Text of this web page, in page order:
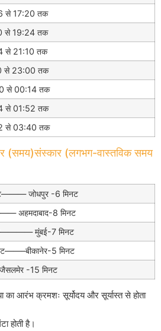
से 17:20 तक
से 19:24 तक
से 21:10 तक
से 23:00 तक
से 00:14 तक
से 01:52 तक
से 03:40 तक
(समय)संस्कार (लगभग-वास्तविक समय
जोधपुर -6 मिनट
अहमदाबाद-8 मिनट
मुंबई-7 मिनट
5 मिनट
-15 मिनट
का आरंभ क्रमशः सूर्योदय और सूर्यास्त से होता
होती है।